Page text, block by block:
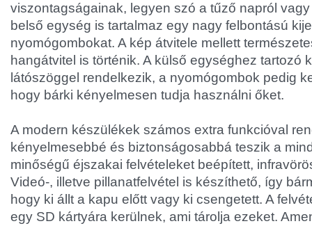
viszontagságainak, legyen szó a tűző napról
belső egység is tartalmaz egy nagy felbontású
nyomógombokat. A kép átvitele mellett
hangátvitel is történik. A külső egységhez tartozó
látószöggel rendelkezik, a nyomógombok pedig
hogy bárki kényelmesen tudja használni őket.
A modern készülékek számos extra funkcióval
kényelmesebbé és biztonságosabbá teszik a
minőségű éjszakai felvételeket beépített,
Videó-, illetve pillanatfelvétel is készíthető, így
hogy ki állt a kapu előtt vagy ki csengetett. A
egy SD kártyára kerülnek, ami tárolja ezeket.